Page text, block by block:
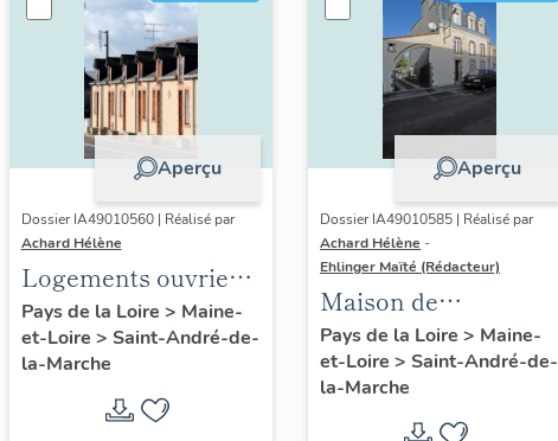
Aperçu
Dossier IA49010560 | Réalisé par
Achard Hélène
Logements ouvriers
de l'usine de
chaussures Ripoche,
rue Jeanne-d'Arc
Pays de la Loire > Maine-
et-Loire > Saint-André-de-
la-Marche
Aperçu
Dossier IA49010585 | Réalisé par
Achard Hélène -
Ehlinger Maïté (Rédacteur)
Maison de
l'industriel Joseph
Chéné fondateur de
l'Usine Durand-
Chéné, 14 rue de la
Pays de la Loire > Maine-
et-Loire > Saint-André-de-
la-Marche